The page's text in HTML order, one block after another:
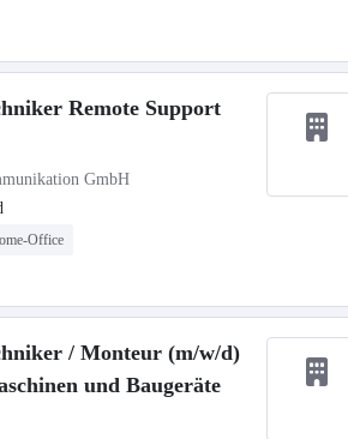
Remote Support
GmbH
Office
/ Monteur (m/w/d)
und Baugeräte